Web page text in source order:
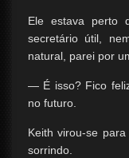
Ele estava perto
secretário útil,
natural, parei por
— É isso? Fico
no futuro.
Keith virou-se
sorrindo.